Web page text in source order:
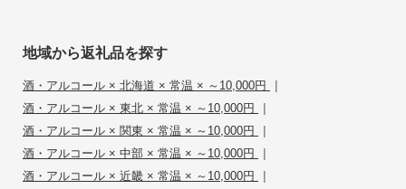
地域から返礼品を探す
酒・アルコール × 北海道 × 常温 × ～10,000円 |
酒・アルコール × 東北 × 常温 × ～10,000円 |
酒・アルコール × 関東 × 常温 × ～10,000円 |
酒・アルコール × 中部 × 常温 × ～10,000円 |
酒・アルコール × 近畿 × 常温 × ～10,000円 |